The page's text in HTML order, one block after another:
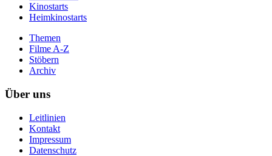
Kinostarts
Heimkinostarts
Themen
Filme A-Z
Stöbern
Archiv
Über uns
Leitlinien
Kontakt
Impressum
Datenschutz